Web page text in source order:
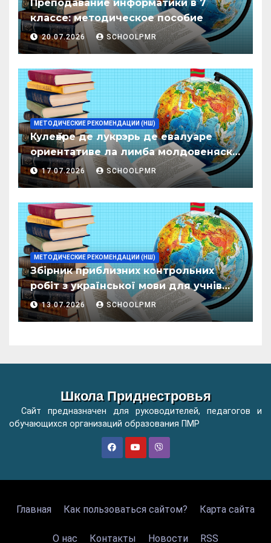
Преподавание информатики в 7
классе: методическое пособие
20.07.2026 SCHOOLPMR
МЕТОДИЧЕСКИЕ РЕКОМЕНДАЦИИ (НШ)
Кулеӂере де лукрэрь де евалуаре
ориентативе ла лимба молдовеняскэ
пентру елевий класелор примаре але
организациилор де ынвэцэмынт
17.07.2026 SCHOOLPMR
МЕТОДИЧЕСКИЕ РЕКОМЕНДАЦИИ (НШ)
Збірник приблизних контрольних
робіт з української мови для учнів
початкових класів організацій
загальної освіти
13.07.2026 SCHOOLPMR
Школа Приднестровья
Сайт предназначен для руководителей, педагогов и
обучающихся организаций образования ПМР
Главная Как пользоваться сайтом? Карта сайта
О нас Контакты Новости RSS